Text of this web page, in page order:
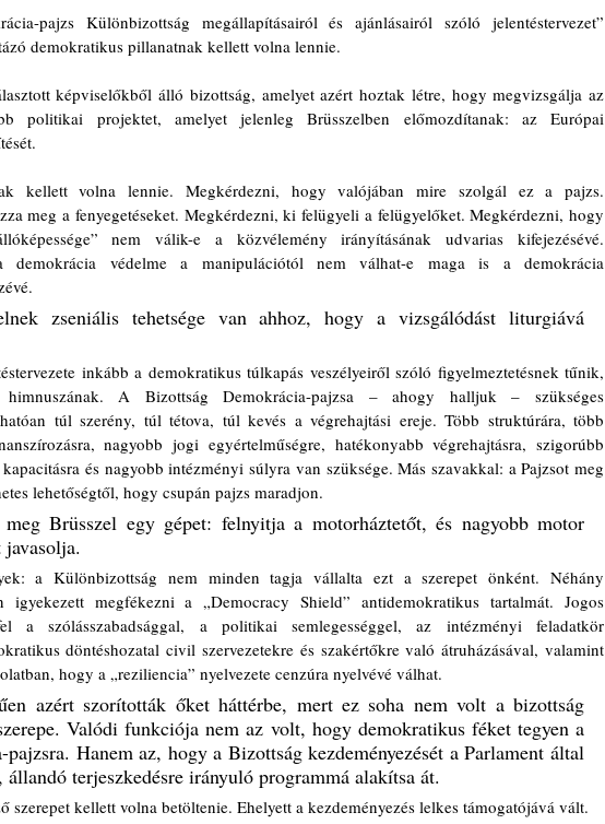
pajzs Különbizottság megállapításairól és ajánlásairól szóló jelentéstervezet”
demokratikus pillanatnak kellett volna lennie.
képviselőkből álló bizottság, amelyet azért hoztak létre, hogy megvizsgálja az
politikai projektet, amelyet jelenleg Brüsszelben előmozdítanak: az Európai
kellett volna lennie. Megkérdezni, hogy valójában mire szolgál ez a pajzs.
meg a fenyegetéseket. Megkérdezni, ki felügyeli a felügyelőket. Megkérdezni, hogy
nem válik-e a közvélemény irányításának udvarias kifejezésévé.
demokrácia védelme a manipulációtól nem válhat-e maga is a demokrácia
zseniális tehetsége van ahhoz, hogy a vizsgálódást liturgiává
inkább a demokratikus túlkapás veszélyeiről szóló figyelmeztetésnek tűnik,
A Bizottság Demokrácia-pajzsa – ahogy halljuk – szükséges
túl szerény, túl tétova, túl kevés a végrehajtási ereje. Több struktúrára, több
nagyobb jogi egyértelműségre, hatékonyabb végrehajtásra, szigorúbb
és nagyobb intézményi súlyra van szüksége. Más szavakkal: a Pajzsot meg
lehetőségtől, hogy csupán pajzs maradjon.
Brüsszel egy gépet: felnyitja a motorháztetőt, és nagyobb motor
javasolja.
a Különbizottság nem minden tagja vállalta ezt a szerepet önként. Néhány
igyekezett megfékezni a „Democracy Shield” antidemokratikus tartalmát. Jogos
a szólásszabadsággal, a politikai semlegességgel, az intézményi feladatkör
döntéshozatal civil szervezetekre és szakértőkre való átruházásával, valamint
hogy a „reziliencia” nyelvezete cenzúra nyelvévé válhat.
azért szorították őket háttérbe, mert ez soha nem volt a bizottság
Valódi funkciója nem az volt, hogy demokratikus féket tegyen a
pajzsra. Hanem az, hogy a Bizottság kezdeményezését a Parlament által
állandó terjeszkedésre irányuló programmá alakítsa át.
szerepet kellett volna betöltenie. Ehelyett a kezdeményezés lelkes támogatójává vált.